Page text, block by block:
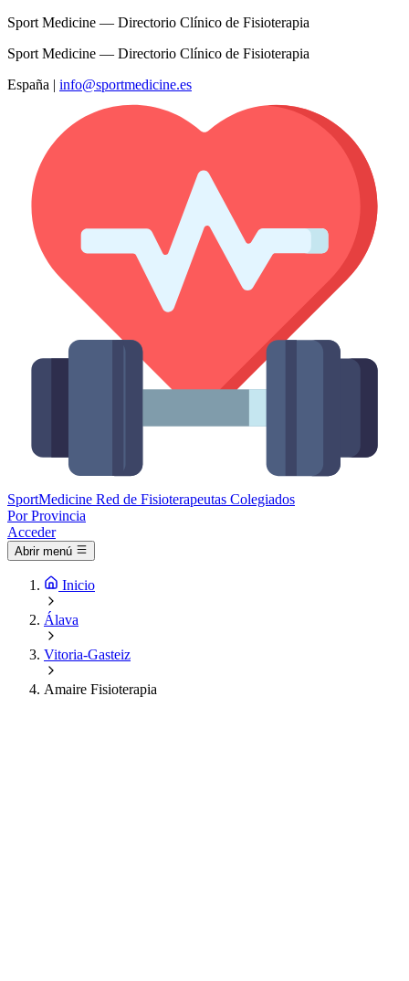
Sport Medicine — Directorio Clínico de Fisioterapia
Sport Medicine — Directorio Clínico de Fisioterapia
España | info@sportmedicine.es
SportMedicine Red de Fisioterapeutas Colegiados
Por Provincia
Acceder
Abrir menú
Inicio
Álava
Vitoria-Gasteiz
Amaire Fisioterapia